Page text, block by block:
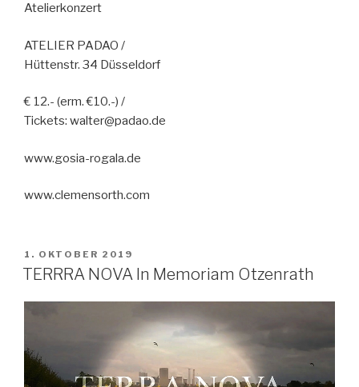
Atelierkonzert
ATELIER PADAO /
Hüttenstr. 34 Düsseldorf
€ 12.- (erm. €10.-) /
Tickets: walter@padao.de
www.gosia-rogala.de
www.clemensorth.com
VERÖFFENTLICHT
AM
1. OKTOBER 2019
TERRRA NOVA In Memoriam Otzenrath